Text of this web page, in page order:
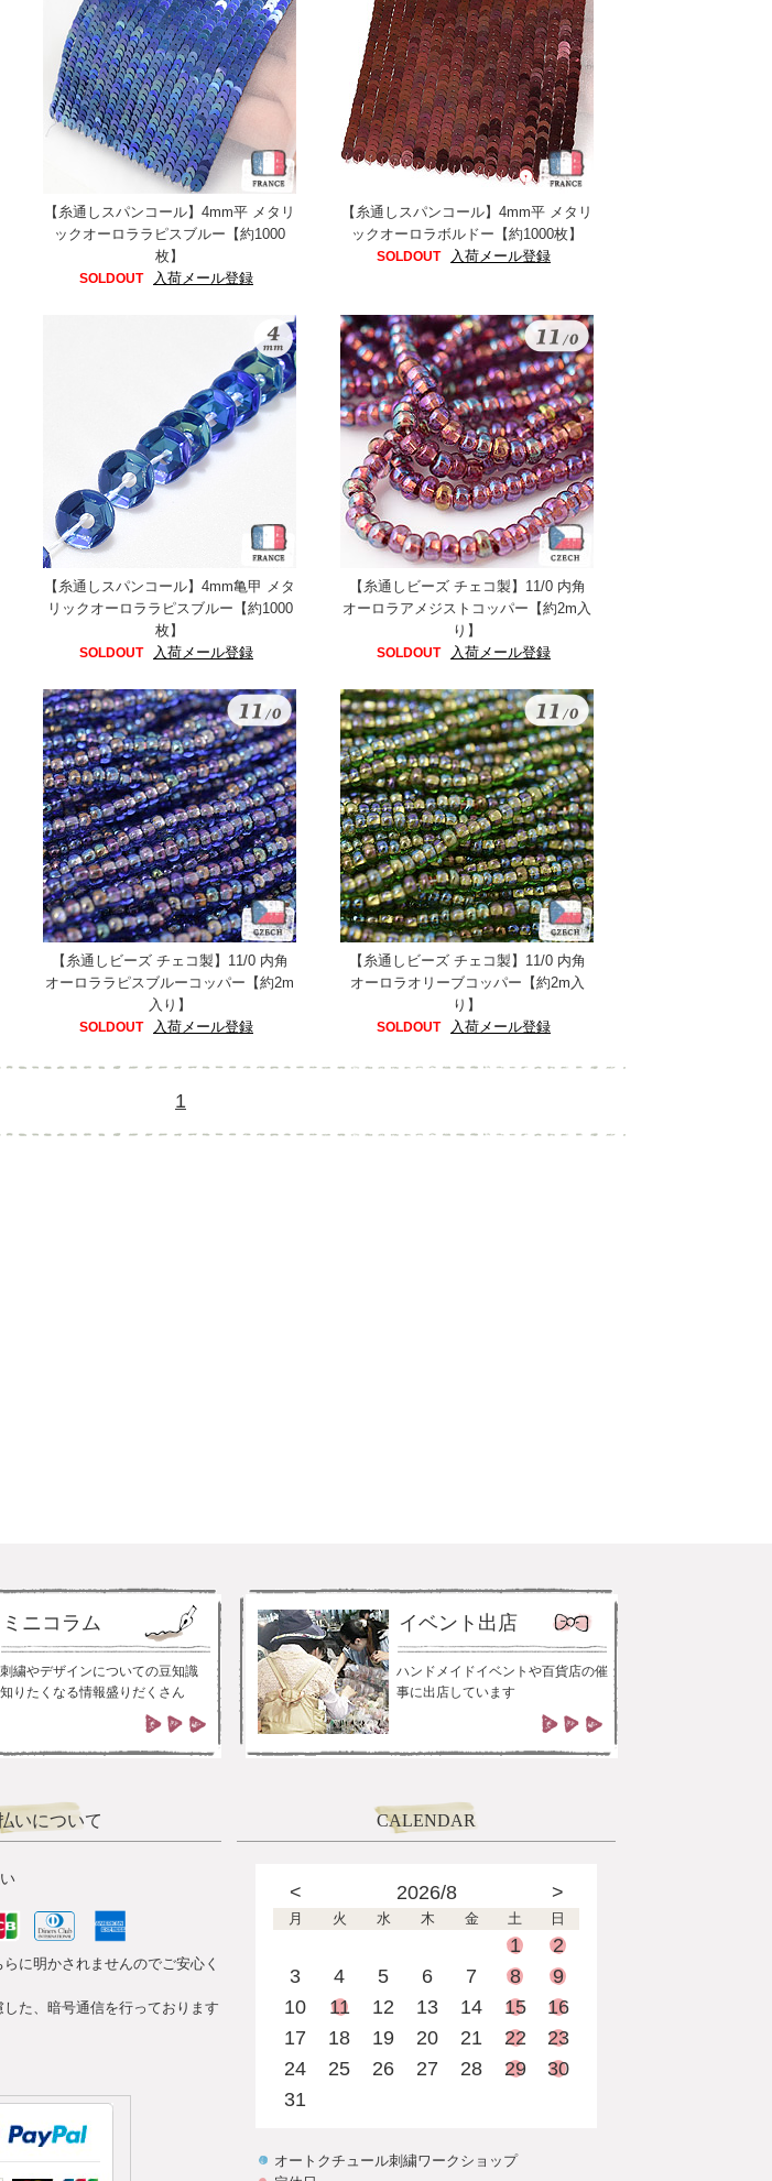
【糸通しスパンコール】4mm平 メタリ
ックオーロララピスブルー【約1000
枚】
SOLDOUT 入荷メール登録
【糸通しスパンコール】4mm平 メタリ
ックオーロラボルドー【約1000枚】
SOLDOUT 入荷メール登録
【糸通しスパンコール】4mm亀甲 メタ
リックオーロララピスブルー【約1000
枚】
SOLDOUT 入荷メール登録
【糸通しビーズ チェコ製】11/0 内角
オーロラアメジストコッパー【約2m入
り】
SOLDOUT 入荷メール登録
【糸通しビーズ チェコ製】11/0 内角
オーロララピスブルーコッパー【約2m
入り】
SOLDOUT 入荷メール登録
【糸通しビーズ チェコ製】11/0 内角
オーロラオリーブコッパー【約2m入
り】
SOLDOUT 入荷メール登録
1
ミニコラム
刺繍やデザインについての豆知識
知りたくなる情報盛りだくさん
イベント出店
ハンドメイドイベントや百貨店の催
事に出店しています
いについて
に明かされませんのでご安心く
た、暗号通信を行っております
CALENDAR
< 2026/8 >
月 火 水 木 金 土 日
1
2
3
4 5 6 7 8
9
10
11 12 13 14 15
16
17
18 19 20 21 22
23
24
25 26 27 28 29
30
31
オートクチュール刺繍ワークショップ